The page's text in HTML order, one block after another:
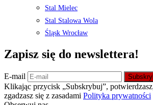
Stal Mielec
Stal Stalowa Wola
Śląsk Wrocław
Zapisz się do newslettera!
E-mail
Klikając przycisk „Subskrybuj”,
zgadzasz się z zasadami Polityka prywatności